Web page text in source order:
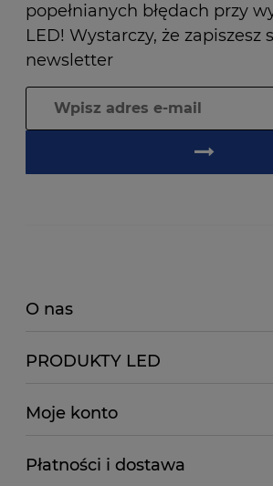
popełnianych błędach przy
LED! Wystarczy, że zapiszesz
newsletter
O nas
PRODUKTY LED
Moje konto
Płatności i dostawa